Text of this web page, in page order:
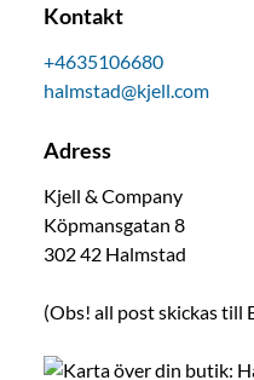
Kontakt
+4635106680
halmstad@kjell.com
Adress
Kjell & Company
Köpmansgatan 8
302 42 Halmstad
(Obs! all post skickas till